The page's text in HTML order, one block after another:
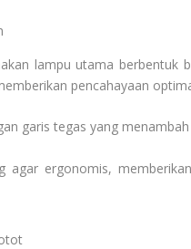
lampu utama berbentuk
pencahayaan
garis tegas yang
agar ergonomis,